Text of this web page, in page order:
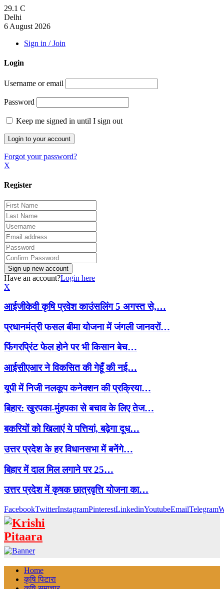
29.1 C
Delhi
6 August 2026
Sign in / Join
Login
Username or email
Password
Keep me signed in until I sign out
Forgot your password?
X
Register
Have an account?Login here
X
आईजीकेवी कृषि प्रवेश काउंसलिंग 5 अगस्त से,…
प्रधानमंत्री फसल बीमा योजना में जंगली जानवरों…
फिंगरप्रिंट फेल होने पर भी किसान बेच…
आईसीएआर ने विकसित की गेहूँ की नई…
यूपी में निजी नलकूप कनेक्शन की प्रक्रिया…
बिहार: खुरपका-मुंहपका से बचाव के लिए तेज…
बकरियों को खिलाएं ये पत्तियां, बढ़ेगा दूध…
उत्तर प्रदेश के हर विधानसभा में बनेंगे…
बिहार में दाल मिल लगाने पर 25…
उत्तर प्रदेश में कृषक छात्रवृत्ति योजना का…
FacebookTwitterInstagramPinterestLinkedinYoutubeEmailTelegram
Home
कृषि पिटारा